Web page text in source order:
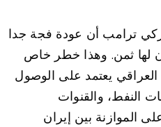
ترامب أن عودة فجة جدا
لها ثمن. وهذا خطر خاص
العراقي يعتمد على الوصول
النفط، والقنوات
الموازنة بين إيران